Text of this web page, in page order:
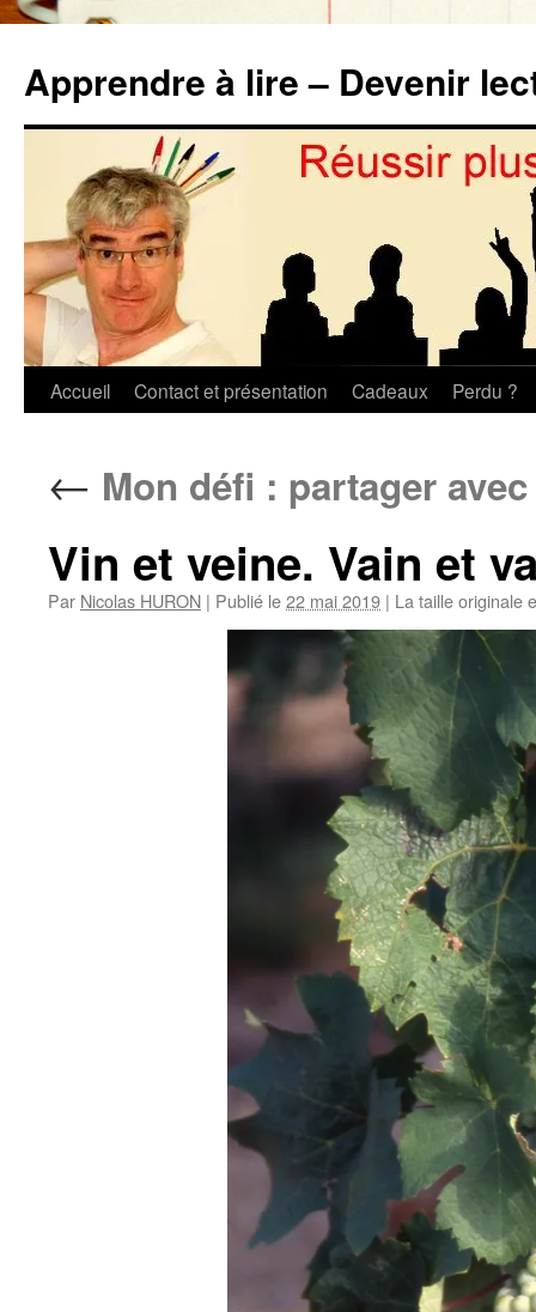
contenu
Apprendre à lire – Devenir
Accueil Contact et présentation Cadeaux Perdu ?
← Mon défi : partager
Vin et veine. Vain et
Par Nicolas HURON | Publié le22 mai 2019 | La taille originale